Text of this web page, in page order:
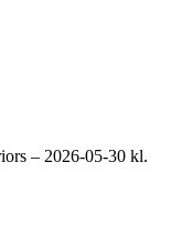
– 2026-05-30 kl.